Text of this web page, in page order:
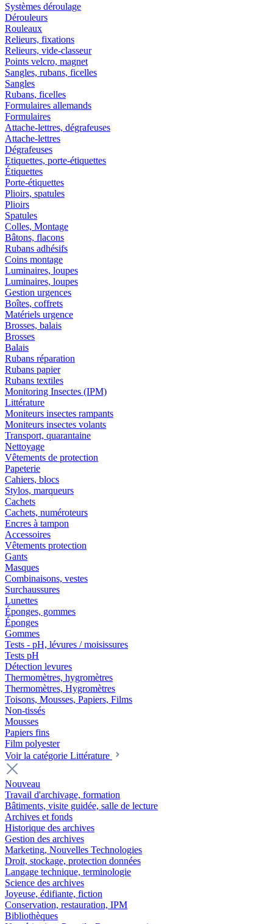
Systèmes déroulage
Dérouleurs
Rouleaux
Relieurs, fixations
Relieurs, vide-classeur
Points velcro, magnet
Sangles, rubans, ficelles
Sangles
Rubans, ficelles
Formulaires allemands
Formulaires
Attache-lettres, dégrafeuses
Attache-lettres
Dégrafeuses
Etiquettes, porte-étiquettes
Étiquettes
Porte-étiquettes
Plioirs, spatules
Plioirs
Spatules
Colles, Montage
Bâtons, flacons
Rubans adhésifs
Coins montage
Luminaires, loupes
Luminaires, loupes
Gestion urgences
Boîtes, coffrets
Matériels urgence
Brosses, balais
Brosses
Balais
Rubans réparation
Rubans papier
Rubans textiles
Monitoring Insectes (IPM)
Littérature
Moniteurs insectes rampants
Moniteurs insectes volants
Transport, quarantaine
Nettoyage
Vêtements de protection
Papeterie
Cahiers, blocs
Stylos, marqueurs
Cachets
Cachets, numéroteurs
Encres à tampon
Accessoires
Vêtements protection
Gants
Masques
Combinaisons, vestes
Surchaussures
Lunettes
Éponges, gommes
Éponges
Gommes
Tests - pH, lévures / moisissures
Tests pH
Détection levures
Thermomètres, hygromètres
Thermomètres, Hygromètres
Toisons, Mousses, Papiers, Films
Non-tissés
Mousses
Papiers fins
Film polyester
Voir la catégorie Littérature
Nouveau
Travail d'archivage, formation
Bâtiments, visite guidée, salle de lecture
Archives et fonds
Historique des archives
Gestion des archives
Marketing, Nouvelles Technologies
Droit, stockage, protection données
Langage technique, terminologie
Science des archives
Joyeuse, édifiante, fiction
Conservation, restauration, IPM
Bibliothèques